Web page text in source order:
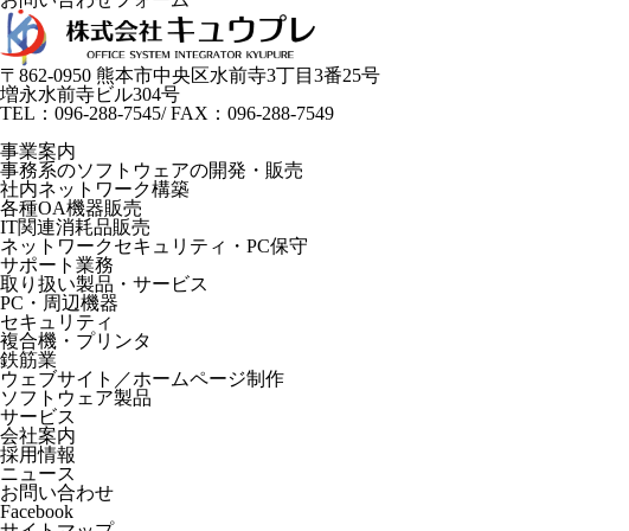
〒862-0950 熊本市中央区水前寺3丁目3番25号
増永水前寺ビル304号
TEL：096-288-7545/ FAX：096-288-7549
事業案内
事務系のソフトウェアの開発・販売
社内ネットワーク構築
各種OA機器販売
IT関連消耗品販売
ネットワークセキュリティ・PC保守
サポート業務
取り扱い製品・サービス
PC・周辺機器
セキュリティ
複合機・プリンタ
鉄筋業
ウェブサイト／ホームページ制作
ソフトウェア製品
サービス
会社案内
採用情報
ニュース
お問い合わせ
Facebook